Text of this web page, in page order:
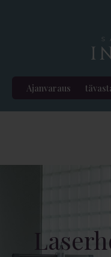
Ajanvaraus